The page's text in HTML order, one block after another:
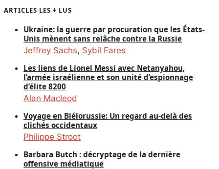
ARTICLES LES + LUS
Ukraine: la guerre par procuration que les États-
Unis mènent sans relâche contre la Russie
Jeffrey Sachs, Sybil Fares
Les liens de Lionel Messi avec Netanyahou,
l’armée israélienne et son unité d’espionnage
d’élite 8200
Alan Macleod
Voyage en Biélorussie: Un regard au-delà des
clichés occidentaux
Philippe Stroot
Barbara Butch : décryptage de la dernière
offensive médiatique